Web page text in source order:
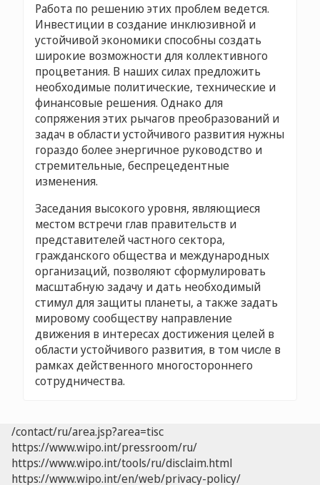
Работа по решению этих проблем ведется.
Инвестиции в создание инклюзивной и
устойчивой экономики способны создать
широкие возможности для коллективного
процветания. В наших силах предложить
необходимые политические, технические и
финансовые решения. Однако для
сопряжения этих рычагов преобразований и
задач в области устойчивого развития нужны
гораздо более энергичное руководство и
стремительные, беспрецедентные
изменения.
Заседания высокого уровня, являющиеся
местом встречи глав правительств и
представителей частного сектора,
гражданского общества и международных
организаций, позволяют сформулировать
масштабную задачу и дать необходимый
стимул для защиты планеты, а также задать
мировому сообществу направление
движения в интересах достижения целей в
области устойчивого развития, в том числе в
рамках действенного многостороннего
сотрудничества.
/contact/ru/area.jsp?area=tisc
https://www.wipo.int/pressroom/ru/
https://www.wipo.int/tools/ru/disclaim.html
https://www.wipo.int/en/web/privacy-policy/